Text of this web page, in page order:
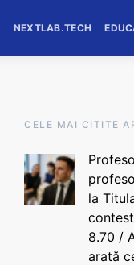
NEXTLAB.TECH
CELE MAI CITITE
la
8.70 /
arată